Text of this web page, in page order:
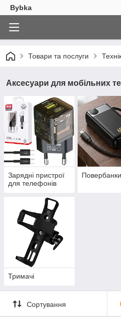
Bybka
Товари та послуги
Аксесуари для мобільних
Зарядні пристрої
для телефонів
Повербанки
Тримачі
Сортування